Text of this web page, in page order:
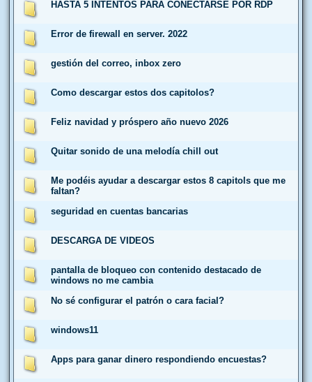
HASTA 5 INTENTOS PARA CONECTARSE POR RDP
Error de firewall en server. 2022
gestión del correo, inbox zero
Como descargar estos dos capitolos?
Feliz navidad y próspero año nuevo 2026
Quitar sonido de una melodía chill out
Me podéis ayudar a descargar estos 8 capitols que me
faltan?
seguridad en cuentas bancarias
DESCARGA DE VIDEOS
pantalla de bloqueo con contenido destacado de
windows no me cambia
No sé configurar el patrón o cara facial?
windows11
Apps para ganar dinero respondiendo encuestas?